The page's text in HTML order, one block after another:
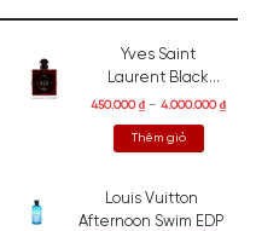
Yves Saint
Laurent Black
Opium Over Red
EDP
450.000₫ –4.000.000₫
Thêm giỏ
Louis Vuitton
Afternoon Swim EDP